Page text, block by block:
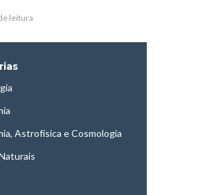
leitura
Astrofísica e Cosmologia